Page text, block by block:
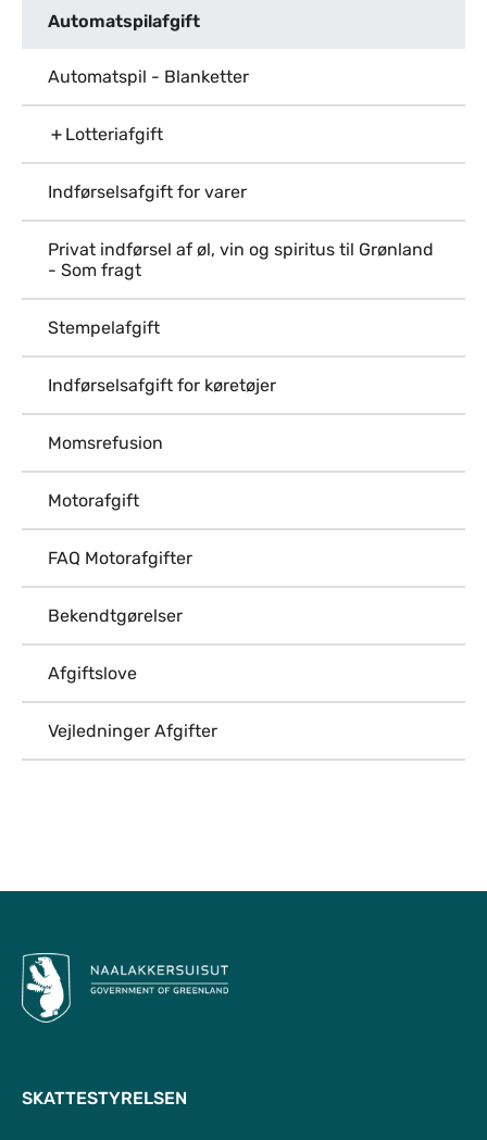
Automatspilafgift
Automatspil - Blanketter
Lotteriafgift
Indførselsafgift for varer
Privat indførsel af øl, vin og spiritus til Grønland
- Som fragt
Stempelafgift
Indførselsafgift for køretøjer
Momsrefusion
Motorafgift
FAQ Motorafgifter
Bekendtgørelser
Afgiftslove
Vejledninger Afgifter
SKATTESTYRELSEN